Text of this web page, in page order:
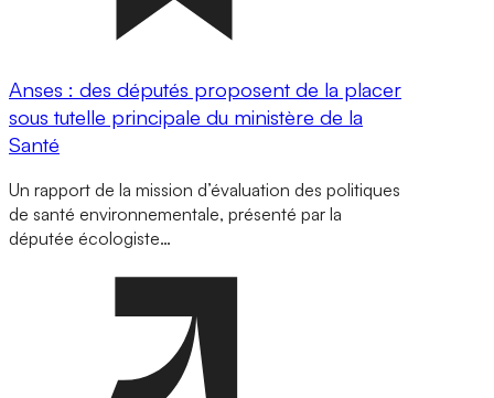
Anses : des députés proposent de la placer
sous tutelle principale du ministère de la
Santé
Un rapport de la mission d’évaluation des politiques
de santé environnementale, présenté par la
députée écologiste…